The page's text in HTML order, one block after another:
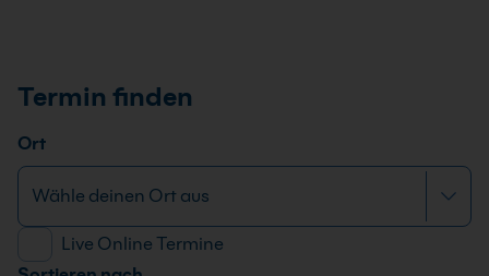
Termin finden
Ort
Live Online Termine